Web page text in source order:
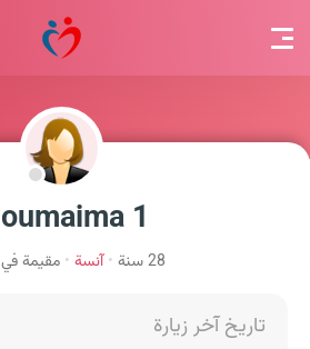
1 oumaima
28 سنة آنسة مقيمة في
تاريخ آخر زيارة